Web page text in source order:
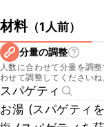
材料（1人前）
分量の調整
人数に合わせて分量を調
わせて調整してくださいね
スパゲティ
お湯 (スパゲティ